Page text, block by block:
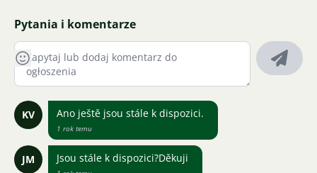
Pytania i komentarze
KV Ano ještě jsou stále k dispozici.
1 rok temu
JM Jsou stále k dispozici?Děkuji